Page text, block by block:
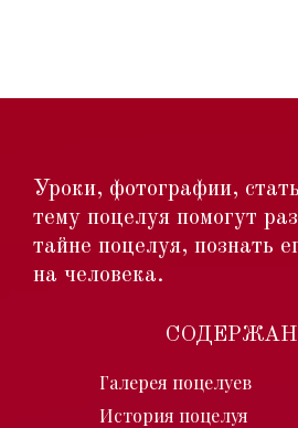
Уроки, фотографии,
тему поцелуя помогут
тайне поцелуя, познать
на человека.
Галерея поцелуев
История поцелуя